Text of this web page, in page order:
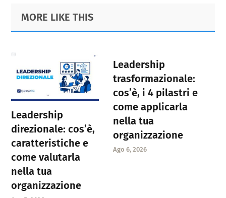
Primary
Sidebar
Footer
MORE LIKE THIS
Leadership
direzionale: cos’è,
caratteristiche e
come valutarla
nella tua
organizzazione
Leadership
trasformazionale:
cos’è, i 4 pilastri e
come applicarla
nella tua
organizzazione
Ago 6, 2026